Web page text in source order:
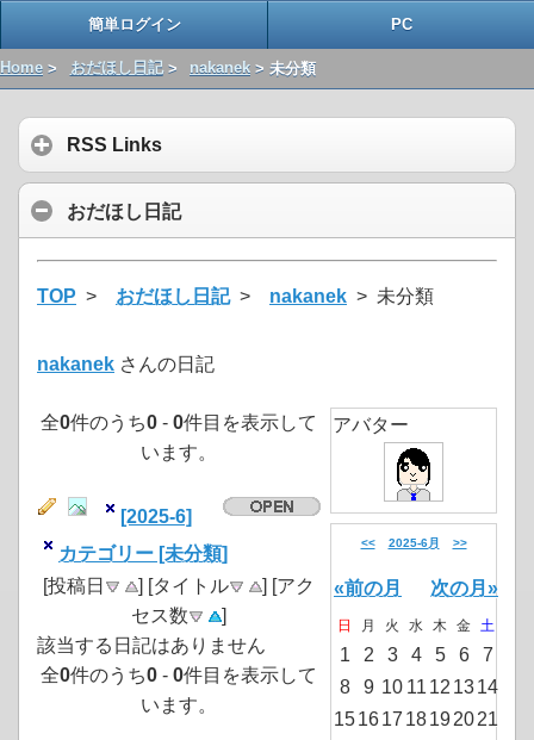
簡単ログイン PC
Home > おだほし日記> nakanek > 未分類
RSS Links
おだほし日記
TOP > おだほし日記> nakanek > 未分類
nakanek さんの日記
全0件のうち0 - 0件目を表示して
います。
[2025-6]
カテゴリー [未分類]
[投稿日
] [タイトル
] [アク
セス数
]
該当する日記はありません
全0件のうち0 - 0件目を表示して
います。
アバター
<< 2025-6月 >>
«前の月 次の月»
日 月 火 水 木 金 土
1 2 3 4 5 6
7
8
9 10 11 12 1314
151617 18192021